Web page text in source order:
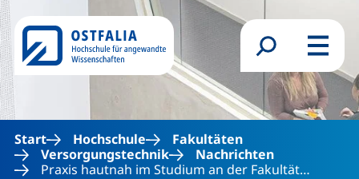
Direkt zum Inhalt
Suchformular
Menü
Start Hochschule
Fakultäten
Versorgungstechnik
Nachrichten
Praxis hautnah im Studium an der Fakultät…